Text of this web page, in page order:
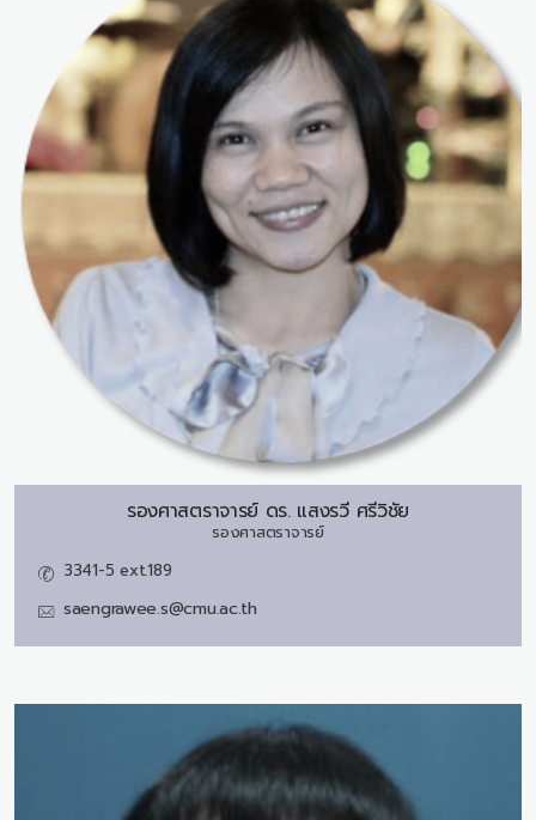
รองศาสตราจารย์ ดร. แสงรวี ศรีวิชัย
รองศาสตราจารย์
3341-5 ext.189
saengrawee.s@cmu.ac.th